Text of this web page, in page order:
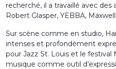
recherché, il a travaillé avec des
Robert Glasper, YEBBA,
Sur scène comme en studio,
intenses et profondément
pour Jazz St. Louis et le festival
musique comme outil